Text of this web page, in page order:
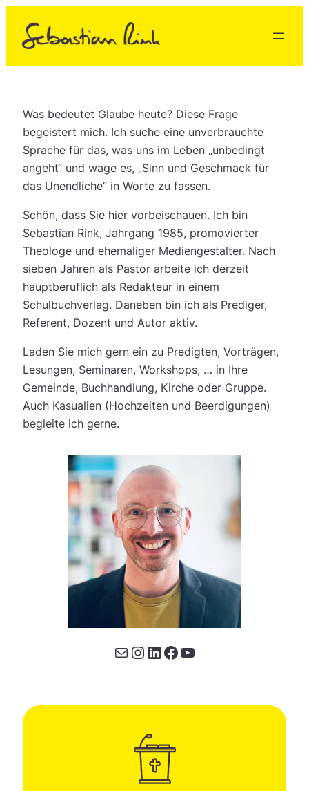
Inhalt
springen
Was bedeutet Glaube heute? Diese Frage
begeistert mich. Ich suche eine unverbrauchte
Sprache für das, was uns im Leben „unbedingt
angeht“ und wage es, „Sinn und Geschmack für
das Unendliche“ in Worte zu fassen.
Schön, dass Sie hier vorbeischauen. Ich bin
Sebastian Rink, Jahrgang 1985, promovierter
Theologe und ehemaliger Mediengestalter. Nach
sieben Jahren als Pastor arbeite ich derzeit
hauptberuflich als Redakteur in einem
Schulbuchverlag. Daneben bin ich als Prediger,
Referent, Dozent und Autor aktiv.
Laden Sie mich gern ein zu Predigten, Vorträgen,
Lesungen, Seminaren, Workshops, … in Ihre
Gemeinde, Buchhandlung, Kirche oder Gruppe.
Auch Kasualien (Hochzeiten und Beerdigungen)
begleite ich gerne.
mail@sebastianrink.de Instagram LinkedIn Facebook YouTube